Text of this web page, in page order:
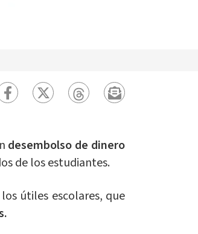
desembolso de dinero
de los estudiantes.
útiles escolares, que